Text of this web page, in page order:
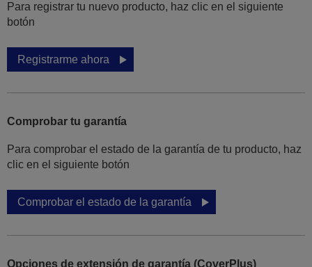
Para registrar tu nuevo producto, haz clic en el siguiente
botón
Registrarme ahora
Comprobar tu garantía
Para comprobar el estado de la garantía de tu producto, haz
clic en el siguiente botón
Comprobar el estado de la garantía
Opciones de extensión de garantía (CoverPlus)